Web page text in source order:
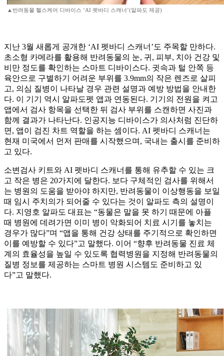
▲반려동물 헬스케어 디바이스 ‘AI 펫바디 스캐너’(알파도 제공)
지난 3월 새롭게 공개한 ‘AI 펫바디 스캐너’도 주목할 만하다.
초소형 카메라를 활용해 반려동물의 눈, 귀, 피부, 치아 건강 및
비만 정도를 확인하는 스마트 디바이스다. 귓속과 털 안쪽 등
육안으로 구별하기 어려운 부위를 3.9mm의 작은 렌즈로 살피
고, 의심 질병이 나타날 경우 관련 설명과 예방 방법을 안내한
다. 이 기기 역시 알파도펫 앱과 연동된다. 기기의 전원을 켜고
앱에서 검사 항목을 선택한 뒤 검사 부위를 스캔하면 사진과
함께 결과가 나타난다. 인공지능 디바이스가 의사처럼 진단하
면, 앱이 검진 차트 역할을 하는 셈이다. AI 펫바디 스캐너는
현재 미국에서 먼저 판매를 시작했으며, 국내는 출시를 준비하
고 있다.
소변검사 키트와 AI 펫바디 스캐너를 통해 유추할 수 있는 크
고 작은 병은 20가지에 달한다. 보다 구체적인 검사를 위해서
는 병원의 도움을 받아야 하지만, 반려동물이 이상행동을 보일
때 임시 주치의가 되어줄 수 있다는 것이 알파도 측의 설명이
다. 지영호 알파도 대표는 “동물은 말을 못 하기 때문에 아플
때 병원에 데려가면 이미 병이 악화되어 치료 시기를 놓치는
경우가 많다”며 “앱을 통해 건강 상태를 주기적으로 확인하면
이를 예방할 수 있다”고 말했다. 이어 “향후 반려동물 진료 체
계의 효율성을 높일 수 있도록 협력병원을 지정해 반려동물의
질병 정보를 제공하는 스마트 병원 시스템도 준비하고 있
다”고 말했다.